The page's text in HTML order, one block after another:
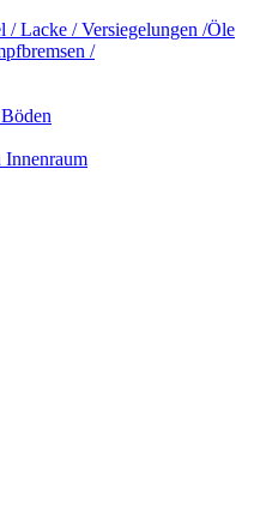
/ Lacke / Versiegelungen /Öle
/
Innenraum